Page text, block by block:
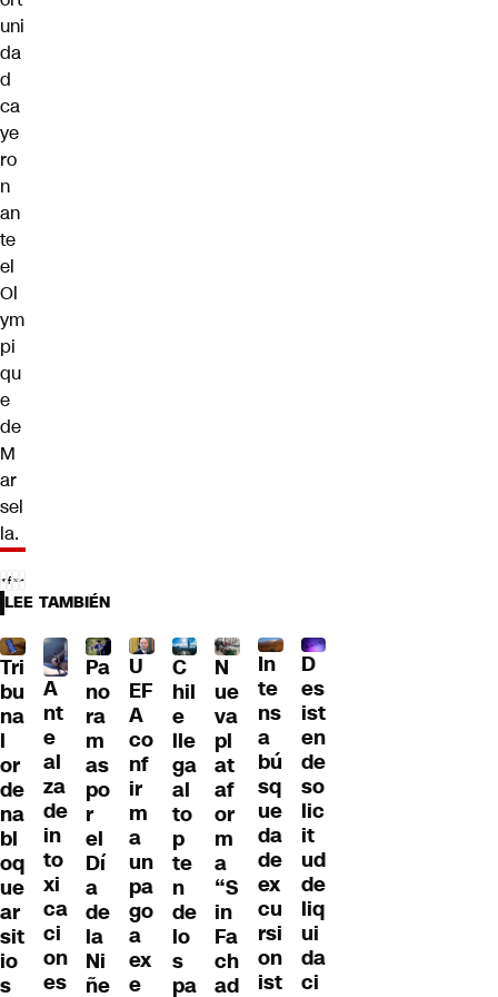
uni
da
d
ca
ye
ro
n
an
te
el
Ol
ym
pi
qu
e
de
M
ar
sel
la.
LEE TAMBIÉN
Tri
bu
na
l
or
de
na
bl
oq
ue
ar
sit
io
s
A
nt
e
al
za
de
in
to
xi
ca
ci
on
es
Pa
no
ra
m
as
po
r
el
Dí
a
de
la
Ni
ñe
U
EF
A
co
nf
ir
m
a
un
pa
go
a
ex
e
C
hil
e
lle
ga
al
to
p
te
n
de
lo
s
pa
N
ue
va
pl
at
af
or
m
a
“S
in
Fa
ch
ad
In
te
ns
a
bú
sq
ue
da
de
ex
cu
rsi
on
ist
D
es
ist
en
de
so
lic
it
ud
de
liq
ui
da
ci